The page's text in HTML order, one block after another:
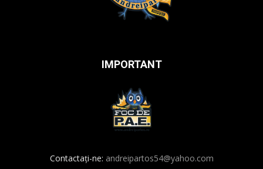
IMPORTANT
Contactați-ne: andreipartos54@yahoo.com